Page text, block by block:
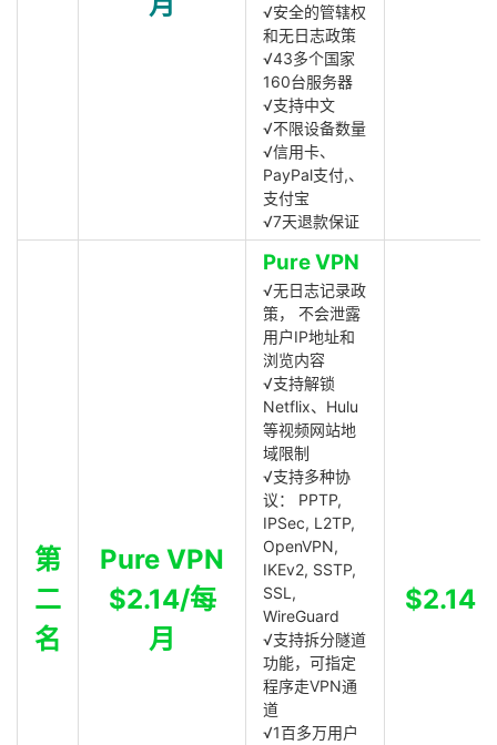
√安全的管辖权
和无日志政策
√43多个国家
160台服务器
√支持中文
√不限设备数量
√信用卡、
PayPal支付,、
支付宝
√7天退款保证
第
二
名
Pure VPN
$2.14/每
月
Pure VPN
√无日志记录政
策， 不会泄露
用户IP地址和
浏览内容
√支持解锁
Netflix、Hulu
等视频网站地
域限制
√支持多种协
议： PPTP,
IPSec, L2TP,
OpenVPN,
IKEv2, SSTP,
SSL,
WireGuard
√支持拆分隧道
功能，可指定
程序走VPN通
道
√1百多万用户
$2.14